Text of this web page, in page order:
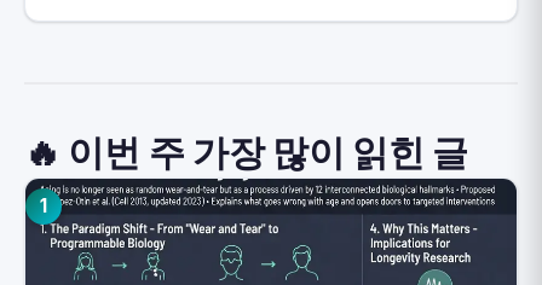
🔥 이번 주 가장 많이 읽힌 글
1